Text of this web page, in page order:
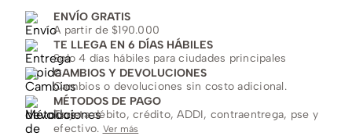
ENVÍO GRATIS
A partir de $190.000
TE LLEGA EN 6 DÍAS HÁBILES
Solo 4 días hábiles para ciudades principales
CAMBIOS Y DEVOLUCIONES
Cambios o devoluciones sin costo adicional.
MÉTODOS DE PAGO
Tarjeta débito, crédito, ADDI, contraentrega, pse y
efectivo. Ver más